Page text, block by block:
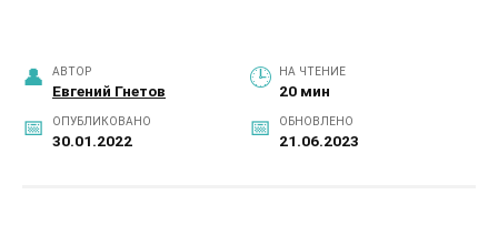
АВТОР
Евгений Гнетов
НА ЧТЕНИЕ
20 мин
ОПУБЛИКОВАНО
30.01.2022
ОБНОВЛЕНО
21.06.2023